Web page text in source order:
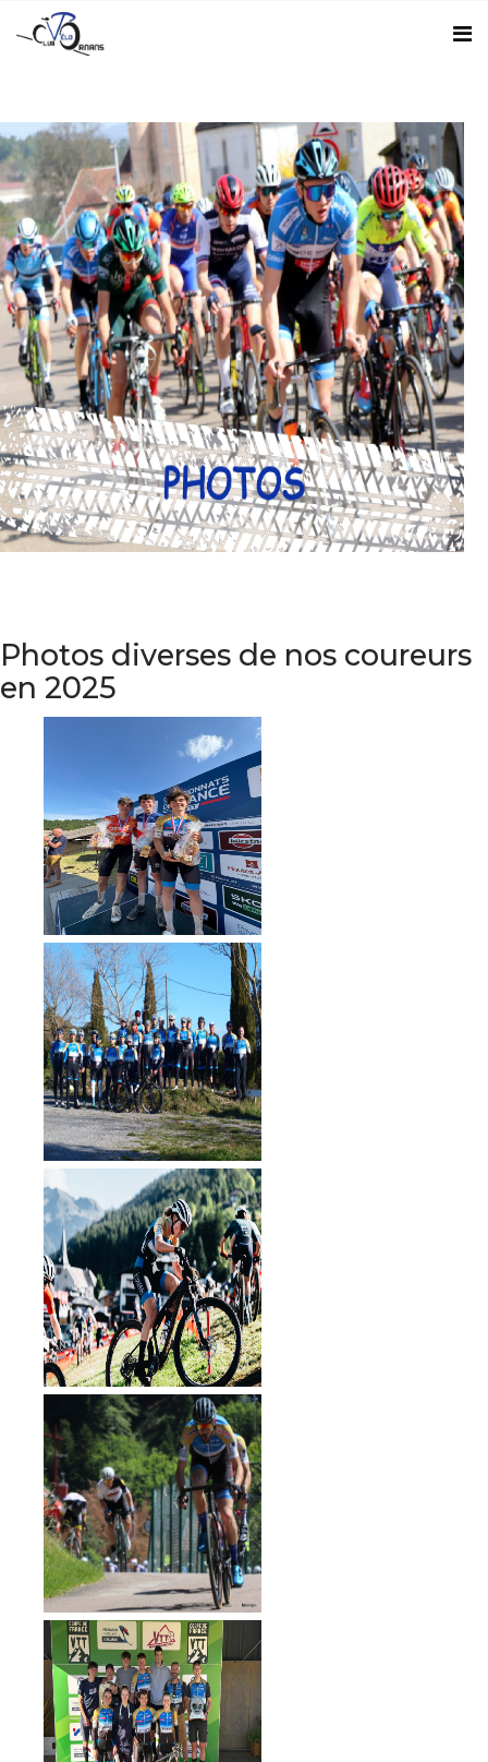
Photos diverses de nos coureurs
en 2025